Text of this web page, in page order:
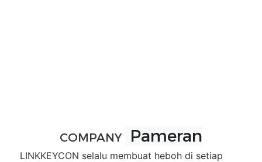
COMPANY Pameran
LINKKEYCON selalu membuat heboh di setiap